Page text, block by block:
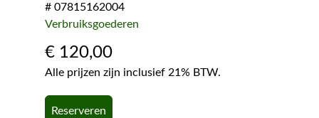
# 07815162004
Verbruiksgoederen
€120,00
Alle prijzen zijn inclusief 21% BTW.
Reserveren